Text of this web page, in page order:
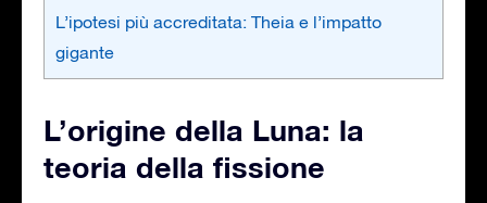
L’ipotesi più accreditata: Theia e l’impatto
gigante
L’origine della Luna: la
teoria della fissione